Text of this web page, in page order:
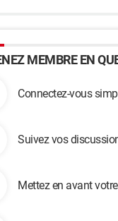
MEMBRE EN
Connectez-vous
Suivez vos
Mettez en avant